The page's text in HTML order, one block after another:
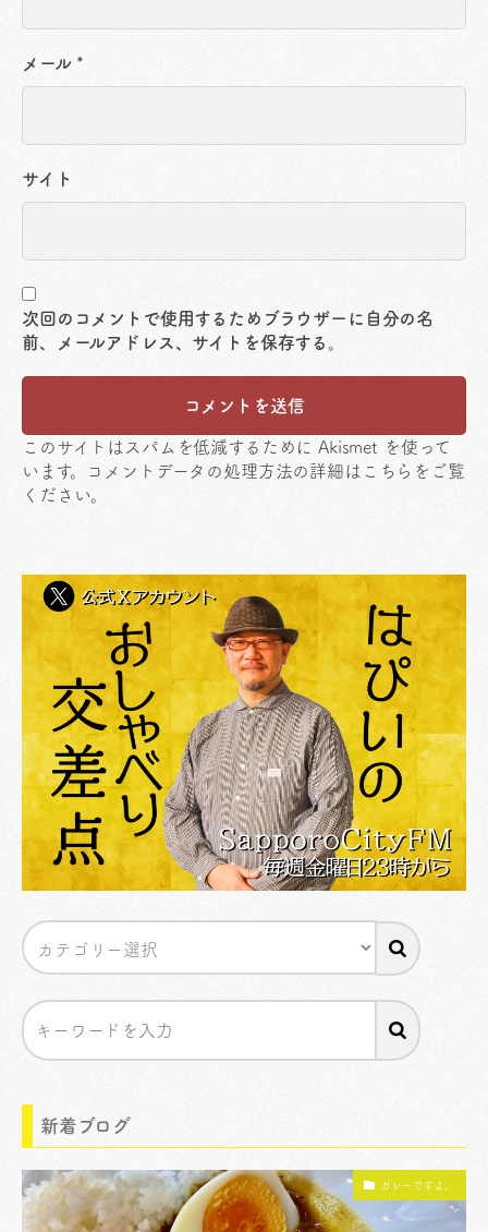
メール *
サイト
次回のコメントで使用するためブラウザーに自分の名
前、メールアドレス、サイトを保存する。
このサイトはスパムを低減するために Akismet を使って
います。
コメントデータの処理方法の詳細はこちらをご覧
ください。
新着ブログ
カレーですよ。